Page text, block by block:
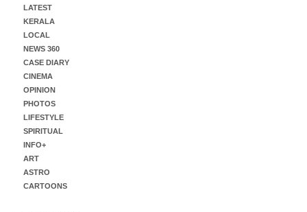
LATEST
KERALA
LOCAL
NEWS 360
CASE DIARY
CINEMA
OPINION
PHOTOS
LIFESTYLE
SPIRITUAL
INFO+
ART
ASTRO
CARTOONS